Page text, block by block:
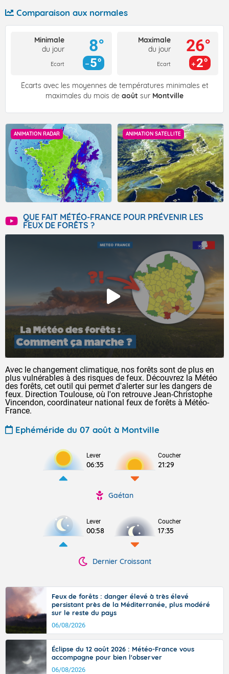
Comparaison aux normales
Minimale
du jour
Ecart
8°
5°
Maximale
du jour
Ecart
26°
2°
Écarts avec les moyennes de températures minimales et
maximales du mois de août sur Montville
ANIMATION RADAR ANIMATION SATELLITE
QUE FAIT MÉTÉO-FRANCE POUR PRÉVENIR LES
FEUX DE FORÊTS ?
Avec le changement climatique, nos forêts sont de plus en
plus vulnérables à des risques de feux. Découvrez la Météo
des forêts, cet outil qui permet d'alerter sur les dangers de
feux. Direction Toulouse, où l'on retrouve Jean-Christophe
Vincendon, coordinateur national feux de forêts à Météo-
France.
Ephéméride du 07 août à Montville
Lever
06:35
Coucher
21:29
Gaétan
Lever
00:58
Coucher
17:35
Dernier Croissant
Feux de forêts : danger élevé à très élevé
persistant près de la Méditerranée, plus modéré
sur le reste du pays
06/08/2026
Éclipse du 12 août 2026 : Météo-France vous
accompagne pour bien l'observer
06/08/2026